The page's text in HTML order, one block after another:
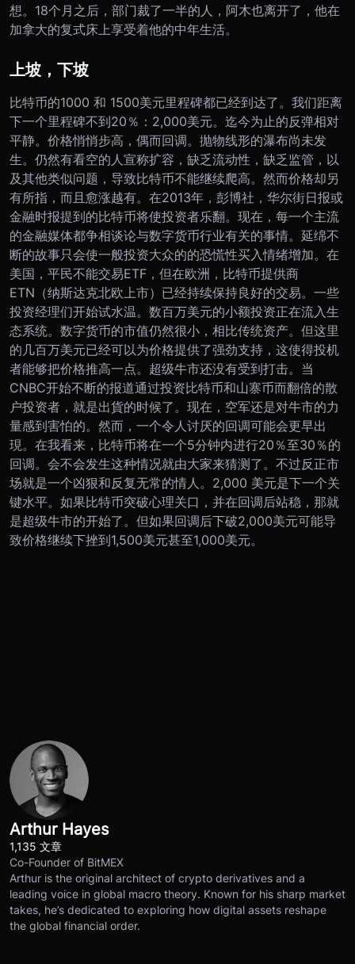
想。18个月之后，部门裁了一半的人， 阿木也离开了，他在
加拿大的复式床上享受着他的中年生活。
上坡，下坡
比特币的1000 和 1500美元里程碑都已经到达了。 我们距离
下一个里程碑不到20 ％： 2,000美元。 迄今为止的反弹相对
平静。价格悄悄步高，偶而回调。抛物线形的瀑布尚未发
生。 仍然有看空的人宣称扩容，缺乏流动性，缺乏监管，以
及其他类似问题，导致比特币不能继续爬高。然而价格却另
有所指，而且愈涨越有。 在2013年，彭博社，华尔街日报或
金融时报提到的比特币将使投资者乐翻。 现在，每一个主流
的金融媒体都争相谈论与数字货币行业有关的事情。 延绵不
断的故事只会使一般投资大众的的恐慌性买入情绪增加。 在
美国， 平民不能交易ETF ，但在欧洲，比特币提供商
ETN （纳斯达克北欧上市）已经持续保持良好的交易。 一些
投资经理们开始试水温。 数百万美元的小额投资正在流入生
态系统。数字货币的市值仍然很小，相比传统资产。但这里
的几百万美元已经可以为价格提供了强劲支持，这使得投机
者能够把价格推高一点。 超级牛市还没有受到打击。当
CNBC开始不断的报道通过投资比特币和山寨币而翻倍的散
户投资者，就是出貨的时候了。 现在，空军还是对牛市的力
量感到害怕的。 然而，一个令人讨厌的回调可能会更早出
現。在我看来，比特币将在一个5分钟内进行20 ％至30 ％的
回调。会不会发生这种情况就由大家来猜测了。不过反正市
场就是一个凶狠和反复无常的情人。 2,000 美元是下一个关
键水平。 如果比特币突破心理关口，并在回调后站稳，那就
是超级牛市的开始了。但如果回调后下破2,000美元可能导
致价格继续下挫到1,500美元甚至1,000美元。
Arthur Hayes
1,135 文章
Co-Founder of BitMEX
Arthur is the original architect of crypto derivatives and a
leading voice in global macro theory. Known for his sharp market
takes, he’s dedicated to exploring how digital assets reshape
the global financial order.